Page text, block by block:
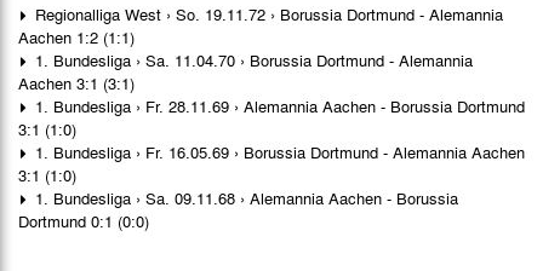
Regionalliga West › So. 19.11.72 › Borussia Dortmund - Alemannia
Aachen 1:2 (1:1)
1. Bundesliga › Sa. 11.04.70 › Borussia Dortmund - Alemannia
Aachen 3:1 (3:1)
1. Bundesliga › Fr. 28.11.69 › Alemannia Aachen - Borussia Dortmund
3:1 (1:0)
1. Bundesliga › Fr. 16.05.69 › Borussia Dortmund - Alemannia Aachen
3:1 (1:0)
1. Bundesliga › Sa. 09.11.68 › Alemannia Aachen - Borussia
Dortmund 0:1 (0:0)